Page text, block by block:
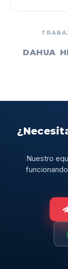
DAHUA
Nuestro